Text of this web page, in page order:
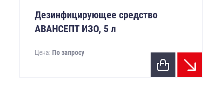
Дезинфицирующее средство
АВАНСЕПТ ИЗО, 5 л
Цена: По запросу